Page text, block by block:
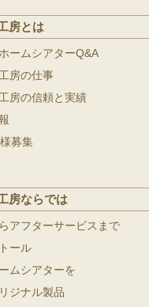
房とは
ームシアターQ&A
房の仕事
房の信頼と実績
募集
房ならでは
アフターサービスまで
ール
ムシアターを
ジナル製品